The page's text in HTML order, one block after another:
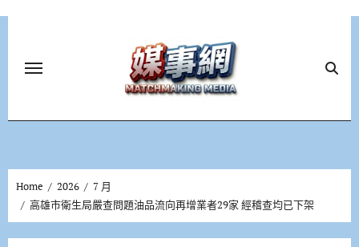
Home 2026
7 月
高雄市衛生局嚴查問題油品流向再增業者29家 經稽查均已下架